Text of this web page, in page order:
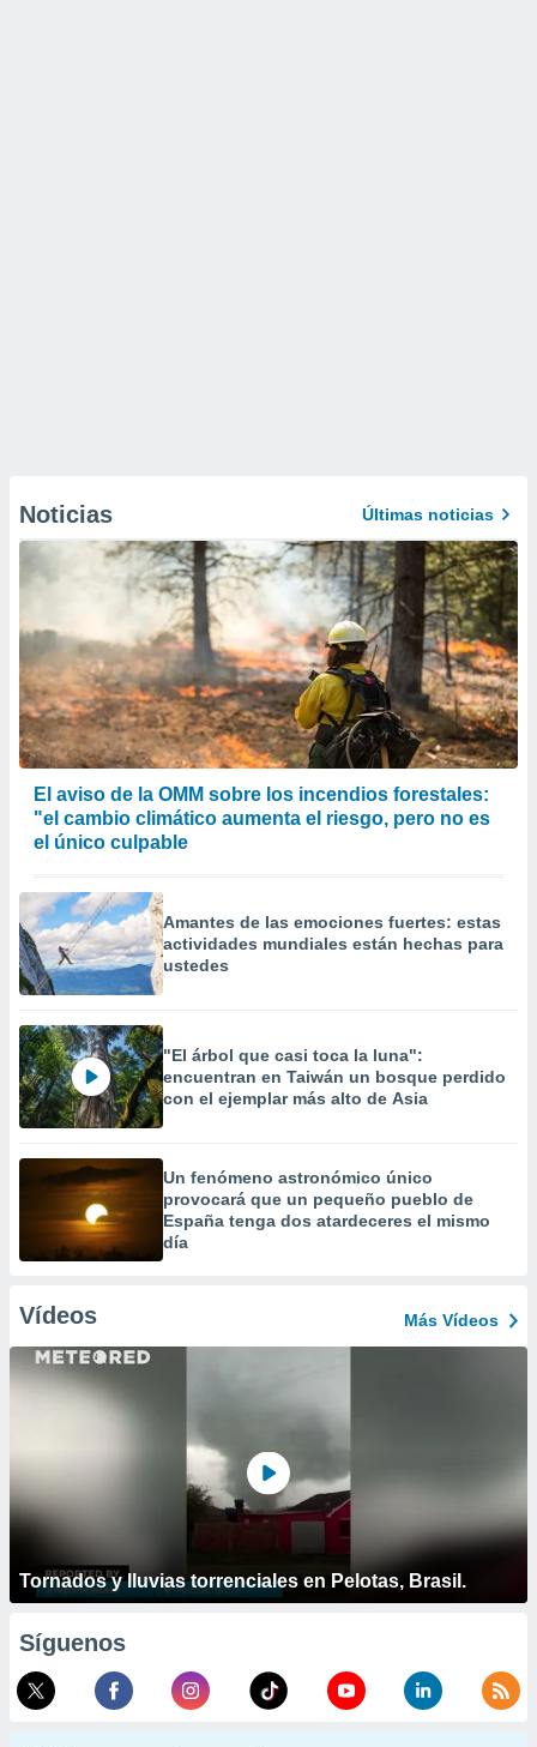
Noticias Últimas noticias
El aviso de la OMM sobre los incendios forestales:
"el cambio climático aumenta el riesgo, pero no es
el único culpable
Amantes de las emociones fuertes: estas
actividades mundiales están hechas para
ustedes
"El árbol que casi toca la luna":
encuentran en Taiwán un bosque perdido
con el ejemplar más alto de Asia
Un fenómeno astronómico único
provocará que un pequeño pueblo de
España tenga dos atardeceres el mismo
día
Vídeos Más Vídeos
Tornados y lluvias torrenciales en Pelotas, Brasil.
Síguenos